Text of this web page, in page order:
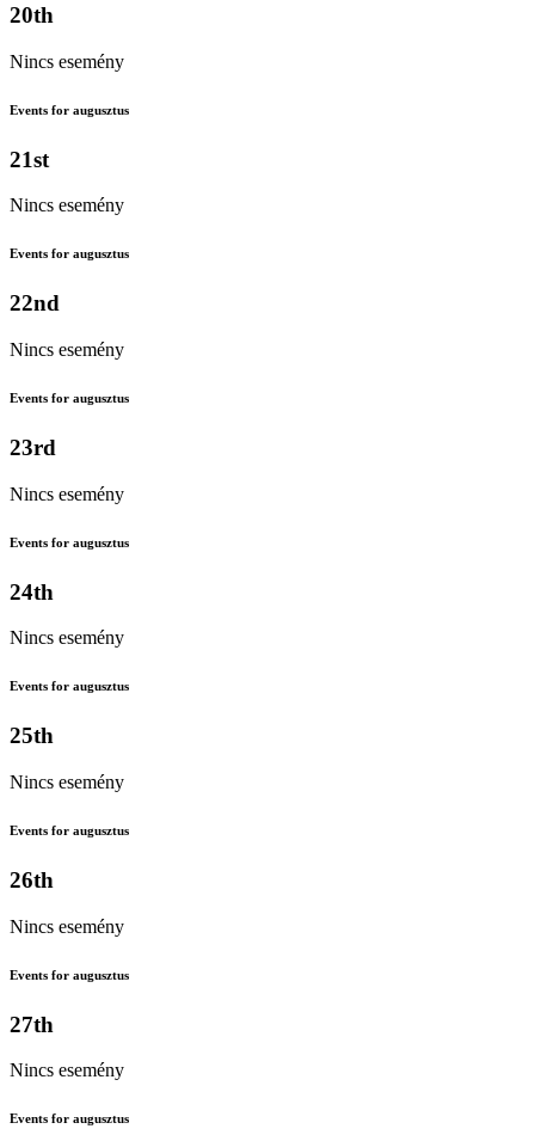
20th
Nincs esemény
Events for augusztus
21st
Nincs esemény
Events for augusztus
22nd
Nincs esemény
Events for augusztus
23rd
Nincs esemény
Events for augusztus
24th
Nincs esemény
Events for augusztus
25th
Nincs esemény
Events for augusztus
26th
Nincs esemény
Events for augusztus
27th
Nincs esemény
Events for augusztus